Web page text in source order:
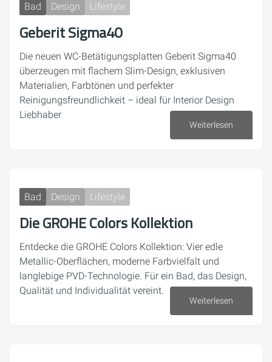
Bad Design Lifestyle
Geberit Sigma40
Die neuen WC-Betätigungsplatten Geberit Sigma40
überzeugen mit flachem Slim-Design, exklusiven
Materialien, Farbtönen und perfekter
Reinigungsfreundlichkeit – ideal für Interior Design
Liebhaber
Weiterlesen
Bad Design Lifestyle
Die GROHE Colors Kollektion
Entdecke die GROHE Colors Kollektion: Vier edle
Metallic-Oberflächen, moderne Farbvielfalt und
langlebige PVD-Technologie. Für ein Bad, das Design,
Qualität und Individualität vereint.
Weiterlesen